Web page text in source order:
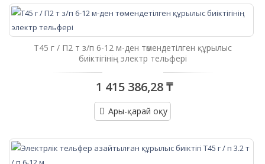
Т45 г / П2 т з/п 6-12 м-ден төмендетілген құрылыс
биіктігінің электр тельфері
1 415 386,28 ₸
Ары-қарай оқу